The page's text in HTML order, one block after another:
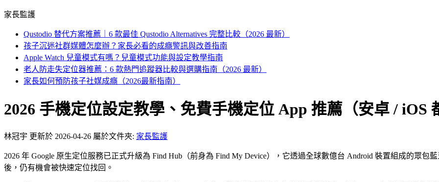
家長監護
Qustodio 替代方案推薦｜6 款最佳 Qustodio Alternatives 完整比較（2026 最新）
孩子沉迷社群媒體怎麼辦？家長必看的成癮警訊與改善指南
Apple Watch 兒童模式有嗎？兒童模式功能與設定教學指南
老人防走失定位器推薦：6 款熱門追蹤器比較與選購指南（2026 最新）
家長如何預防孩子社媒成癮（2026最新指南）
2026 手機定位設定教學、免費手機定位 App 推薦（安卓 / iOS
林冠宇 更新於 2026-04-26 屬於文件夾: 家長監護
2026 年 Google 原生定位服務已正式升級為 Find Hub（前身為 Find My Device），它透過全球數億台 Android 裝置組成的眾
後，仍有機會被快速定位找回。